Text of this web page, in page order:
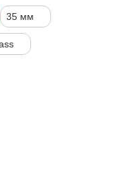
35 мм